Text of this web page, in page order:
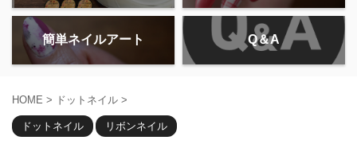
簡単ネイルアート Q＆A
HOME > ドットネイル >
ドットネイル リボンネイル